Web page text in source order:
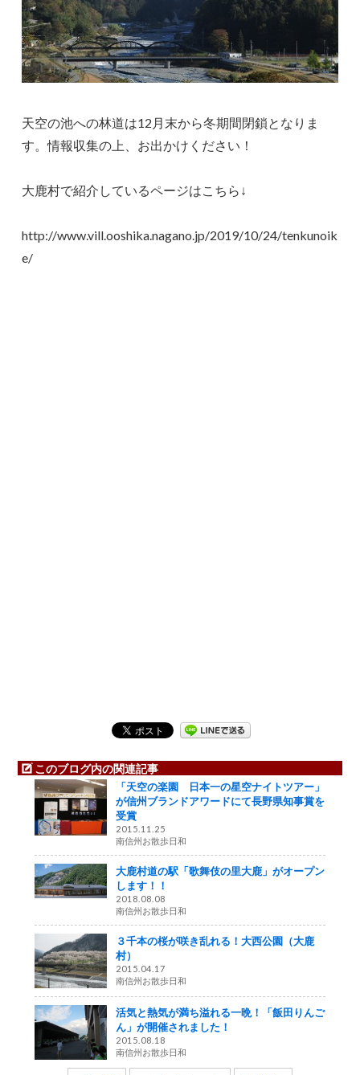
天空の池への林道は12月末から冬期間閉鎖となりま
す。情報収集の上、お出かけください！
大鹿村で紹介しているページはこちら↓
http://www.vill.ooshika.nagano.jp/2019/10/24/tenkunoik
e/
このブログ内の関連記事
「天空の楽園 日本一の星空ナイトツアー」
が信州ブランドアワードにて長野県知事賞を
受賞
2015.11.25
南信州お散歩日和
大鹿村道の駅「歌舞伎の里大鹿」がオープン
します！！
2018.08.08
南信州お散歩日和
３千本の桜が咲き乱れる！大西公園（大鹿
村）
2015.04.17
南信州お散歩日和
活気と熱気が満ち溢れる一晩！「飯田りんご
ん」が開催されました！
2015.08.18
南信州お散歩日和